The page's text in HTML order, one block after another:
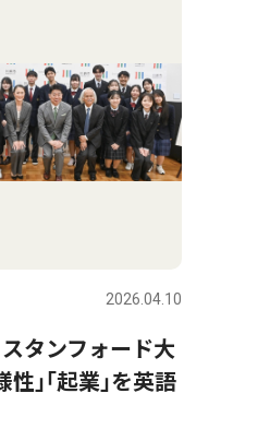
2026.04.10
タンフォード大
性｣｢起業｣を英語